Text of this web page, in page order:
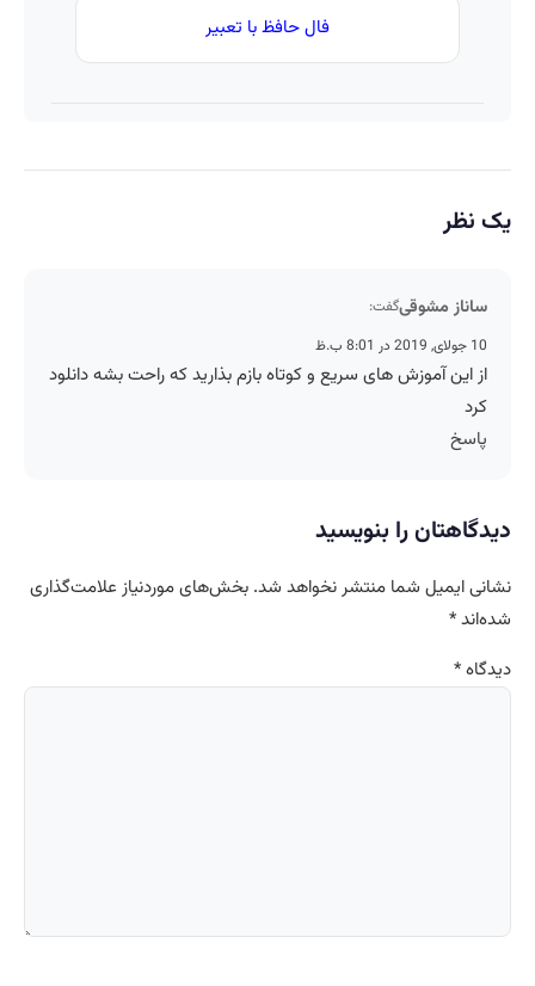
فال حافظ با تعبیر
یک نظر
ساناز مشوقیگفت:
10 جولای, 2019 در 8:01 ب.ظ
از این آموزش های سریع و کوتاه بازم بذارید که راحت بشه دانلود
کرد
پاسخ
دیدگاهتان را بنویسید
نشانی ایمیل شما منتشر نخواهد شد. بخش‌های موردنیاز علامت‌گذاری
شده‌اند*
دیدگاه*